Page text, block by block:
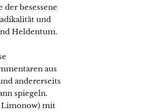
besessene
und
Heldentum.
aus
andererseits
spiegeln.
Limonow) mit